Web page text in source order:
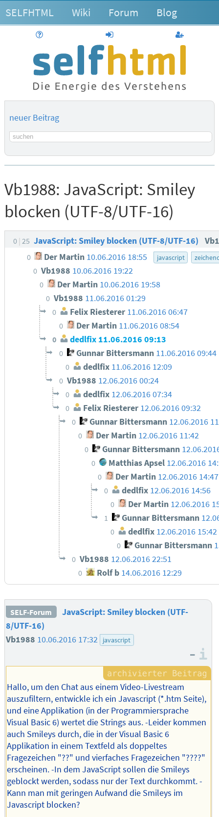
SELFHTML Wiki Forum Blog
anmelden
neuer Beitrag
Suchbegriff
Vb1988: JavaScript: Smiley
blocken (UTF-8/UTF-16)
0 25 JavaScript: Smiley blocken (UTF-8/UTF-16)
0 Der Martin 10.06.2016 18:55 javascript
0 Vb1988 10.06.2016 19:22
0 Der Martin 10.06.2016 19:58
0 Vb1988 11.06.2016 01:29
0 Felix Riesterer 11.06.2016 06:47
0 Der Martin 11.06.2016 08:54
0 dedlfix 11.06.2016 09:13
0 Gunnar Bittersmann 11.06.2016 09:44
0 dedlfix 11.06.2016 12:09
0 Vb1988 12.06.2016 00:24
0 dedlfix 12.06.2016 07:34
0 Felix Riesterer 12.06.2016 09:32
0 Gunnar Bittersmann 12.06.2016
0 Der Martin 12.06.2016 11:42
0 Gunnar Bittersmann
0 Matthias Apsel 12.06.2016
0 Der Martin 12.06.2016 14:47
0 dedlfix 12.06.2016 14:56
0 Der Martin 12.06.2016
1 Gunnar Bittersmann
0 dedlfix 12.06.2016 15:42
0 Gunnar Bittersmann
0 Vb1988 12.06.2016 22:51
0 Rolf b 14.06.2016 12:29
SELF-Forum
JavaScript: Smiley blocken (UTF-
8/UTF-16)
Vb1988 10.06.2016 17:32 javascript
–
Hallo, um den Chat aus einem Video-Livestream
auszufiltern, entwickle ich ein Javascript (*.htm Seite),
und eine Applikation (in der Programmiersprache
Visual Basic 6) wertet die Strings aus. -Leider kommen
auch Smileys durch, die in der Visual Basic 6
Applikation in einem Textfeld als doppeltes
Fragezeichen "??" und vierfaches Fragezeichen "????"
erscheinen. -In dem JavaScript sollen die Smileys
geblockt werden, sodass nur der Text durchkommt. -
Kann man mit geringen Aufwand die Smileys im
Javascript blocken?